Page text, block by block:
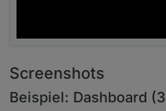
Screenshots
Beispiel: Dashboard (3